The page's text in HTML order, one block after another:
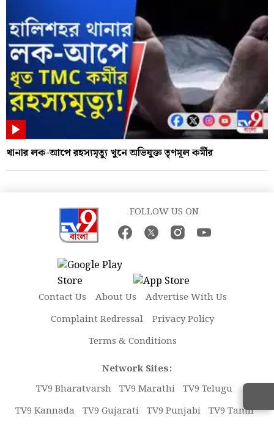
থানার লক-আপে রহস্যমৃত্যু খুনে অভিযুক্ত তৃণমূল কর্মীর
FOLLOW US ON
Contact Us About Us
Advertise With Us
Complaint Redressal
Privacy Policy
Terms & Conditions
Network Sites:
TV9 Bharatvarsh TV9 Marathi TV9 Telugu
TV9 Kannada TV9 Gujarati TV9 Punjabi TV9 Tamil